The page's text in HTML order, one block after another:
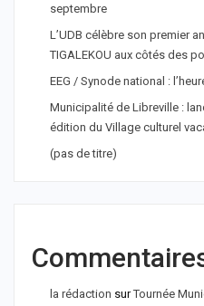
septembre
L’UDB célèbre son premier
TIGALEKOU aux côtés des
EEG / Synode national :
Municipalité de Libreville :
édition du Village culturel
(pas de titre)
la rédaction surTournée